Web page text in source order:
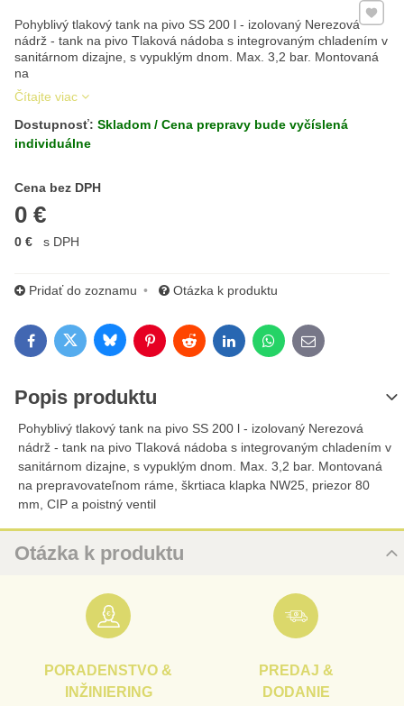
Pohyblivý tlakový tank na pivo SS 200 l - izolovaný Nerezová
nádrž - tank na pivo Tlaková nádoba s integrovaným chladením v
sanitárnom dizajne, s vypuklým dnom. Max. 3,2 bar. Montovaná
na
Čítajte viac
Pridať
Dostupnosť: Skladom / Cena prepravy bude vyčíslená
individuálne
Cena bez DPH
0 €
Cena s DPH
0 € s DPH
Pridať do zoznamu Otázka k produktu
FacebookTwitterBlueskyPinterestRedditLinkedInWhatsApp
E-mail
Popis produktu
Pohyblivý tlakový tank na pivo SS 200 l - izolovaný Nerezová
nádrž - tank na pivo Tlaková nádoba s integrovaným chladením v
sanitárnom dizajne, s vypuklým dnom. Max. 3,2 bar. Montovaná
na prepravovateľnom ráme, škrtiaca klapka NW25, priezor 80
mm, CIP a poistný ventil
Otázka k produktu
PRODUKTPORADENSTVO &
INŽINIERING
PREDAJ &
DODANIE